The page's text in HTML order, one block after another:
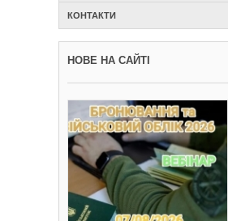
КОНТАКТИ
НОВЕ НА САЙТІ